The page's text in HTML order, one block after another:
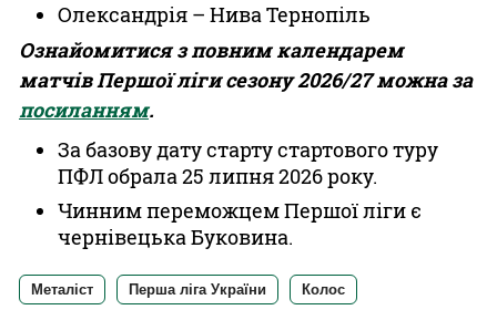
Олександрія – Нива Тернопіль
Ознайомитися з повним календарем
матчів Першої ліги сезону 2026/27 можна за
посиланням.
За базову дату старту стартового туру
ПФЛ обрала 25 липня 2026 року.
Чинним переможцем Першої ліги є
чернівецька Буковина.
Металіст Перша ліга України Колос